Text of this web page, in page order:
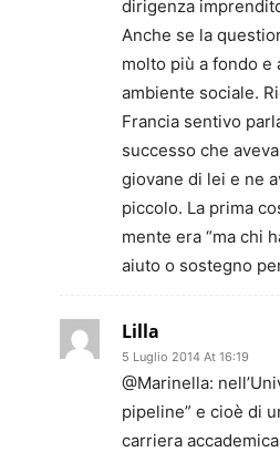
dirigenza
Anche se la
molto più a fondo e
ambiente sociale.
Francia sentivo
successo che
giovane di lei e ne
piccolo. La prima
mente era “ma chi
aiuto o sostegno
Lilla
5 Luglio 2014 At 16:19
@Marinella:
pipeline” e cioè di
carriera